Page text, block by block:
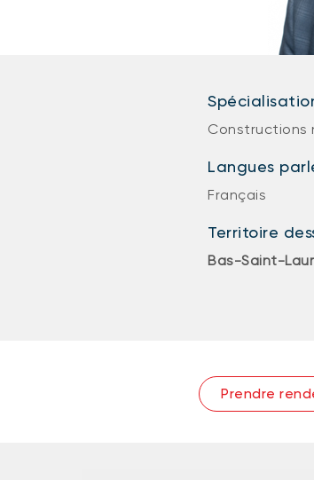
Constructions
Langues
Français
Territoire
Bas-Saint-
Prendre